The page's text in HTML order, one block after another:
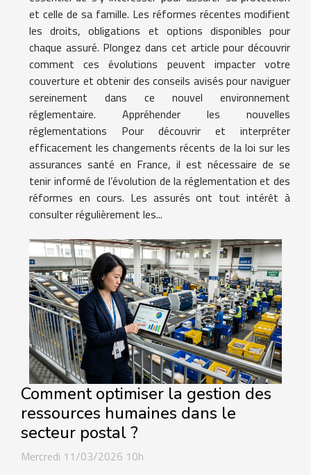
et celle de sa famille. Les réformes récentes modifient
les droits, obligations et options disponibles pour
chaque assuré. Plongez dans cet article pour découvrir
comment ces évolutions peuvent impacter votre
couverture et obtenir des conseils avisés pour naviguer
sereinement dans ce nouvel environnement
réglementaire. Appréhender les nouvelles
réglementations Pour découvrir et interpréter
efficacement les changements récents de la loi sur les
assurances santé en France, il est nécessaire de se
tenir informé de l’évolution de la réglementation et des
réformes en cours. Les assurés ont tout intérêt à
consulter régulièrement les...
Comment optimiser la gestion des
ressources humaines dans le
secteur postal ?
Mercredi 11/03/2026 10h